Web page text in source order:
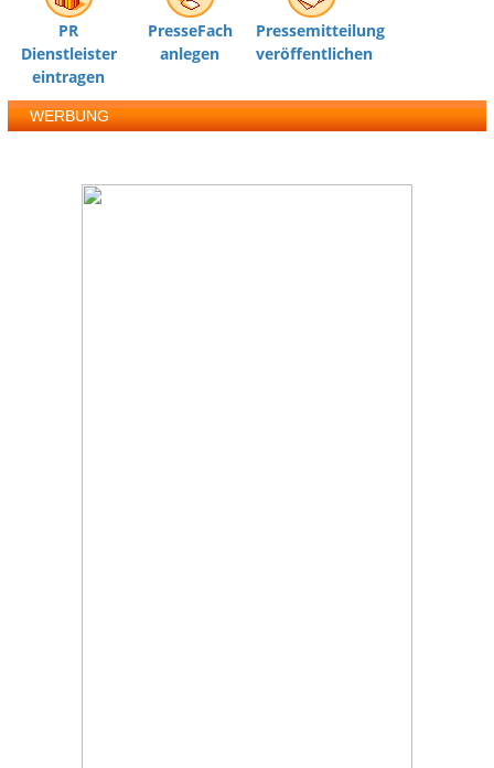
PR
Dienstleister
eintragen
PresseFach
anlegen
Pressemitteilung
veröffentlichen
WERBUNG